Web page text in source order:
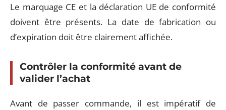
Le marquage CE et la déclaration UE de conformité
doivent être présents. La date de fabrication ou
d’expiration doit être clairement affichée.
Contrôler la conformité avant de
valider l’achat
Avant de passer commande, il est impératif de